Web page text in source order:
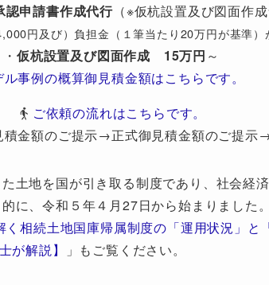
認申請書作成代行 （※仮杭設置及び図面作
円及び）負担金（１筆当たり20万円が基準）
・ 仮杭設置及び図面作成 15万円 ～
ル事例の概算御見積金額はこちらです。
ご依頼の流れはこちらです。
積金額のご提示→正式御見積金額のご提示→
土地を国が引き取る制度であり、社会経
に、令和５年４月27日から始まりました。
く相続土地国庫帰属制度の「運用状況」
が解説】
」もご覧ください。